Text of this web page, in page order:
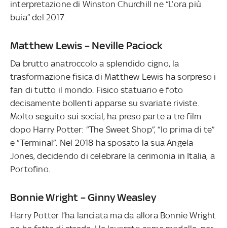
interpretazione di Winston Churchill ne “L’ora più
buia” del 2017.
Matthew Lewis – Neville Paciock
Da brutto anatroccolo a splendido cigno, la
trasformazione fisica di Matthew Lewis ha sorpreso i
fan di tutto il mondo. Fisico statuario e foto
decisamente bollenti apparse su svariate riviste.
Molto seguito sui social, ha preso parte a tre film
dopo Harry Potter: “The Sweet Shop”, “Io prima di te”
e “Terminal”. Nel 2018 ha sposato la sua Angela
Jones, decidendo di celebrare la cerimonia in Italia, a
Portofino.
Bonnie Wright – Ginny Weasley
Harry Potter l’ha lanciata ma da allora Bonnie Wright